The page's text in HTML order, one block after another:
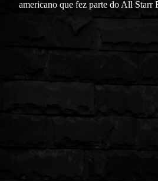
americano que fez parte do All Starr